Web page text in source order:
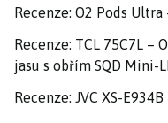
Recenze: O2 Pods
Recenze: TCL 75C7L –
jasu s obřím SQD Mini-
Recenze: JVC XS-